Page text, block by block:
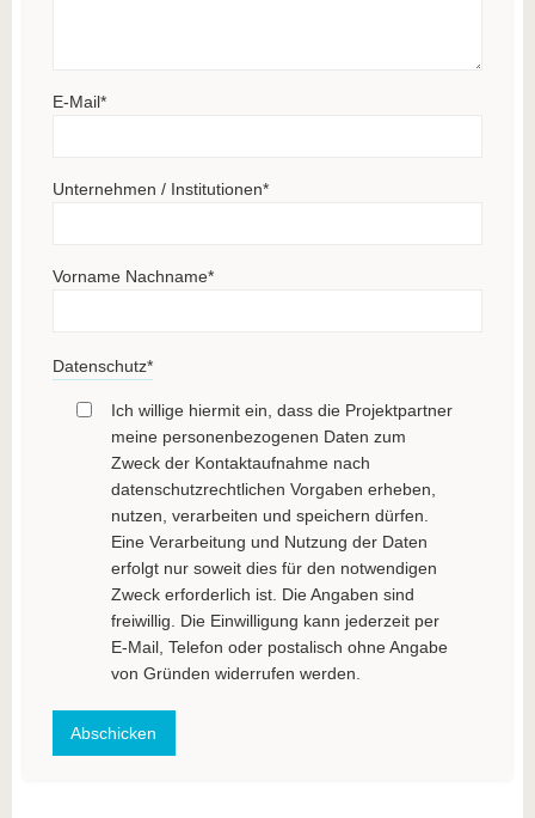
E-Mail*
Unternehmen / Institutionen*
Vorname Nachname*
Datenschutz*
Ich willige hiermit ein, dass die Projektpartner
meine personenbezogenen Daten zum
Zweck der Kontaktaufnahme nach
datenschutzrechtlichen Vorgaben erheben,
nutzen, verarbeiten und speichern dürfen.
Eine Verarbeitung und Nutzung der Daten
erfolgt nur soweit dies für den notwendigen
Zweck erforderlich ist. Die Angaben sind
freiwillig. Die Einwilligung kann jederzeit per
E-Mail, Telefon oder postalisch ohne Angabe
von Gründen widerrufen werden.